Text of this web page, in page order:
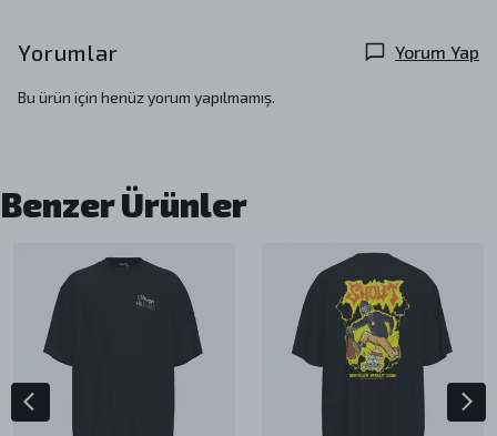
Yorumlar Yorum Yap
Bu ürün için henüz yorum yapılmamış.
Benzer Ürünler